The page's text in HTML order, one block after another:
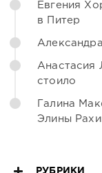
Евгения
в Питер
Анастасия
стоило
Галина
Элины
РУБРИКИ